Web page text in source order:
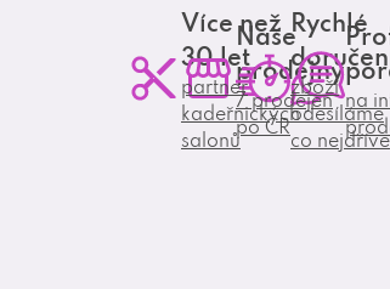
Více než
30 let
partner
kadeřnických
salonů
Naše
prodejny
7 prodejen
po ČR
Rychlé
zboží
odesíláme
co nejdříve
na